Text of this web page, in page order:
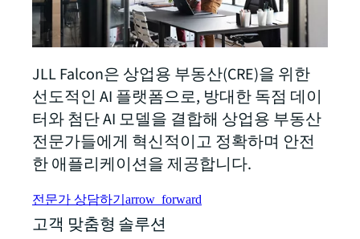
JLL Falcon은 상업용 부동산(CRE)을 위한
선도적인 AI 플랫폼으로, 방대한 독점 데이
터와 첨단 AI 모델을 결합해 상업용 부동산
전문가들에게 혁신적이고 정확하며 안전
한 애플리케이션을 제공합니다.
전문가 상담하기 arrow_forward
고객 맞춤형 솔루션